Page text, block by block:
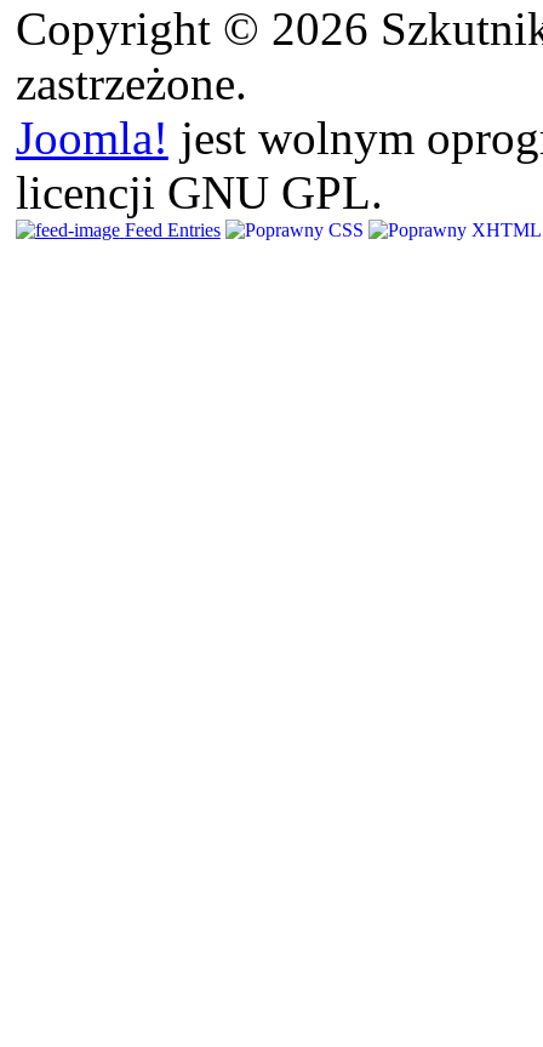
Copyright © 2026
zastrzeżone.
Joomla! jest wolnym
licencji GNU GPL.
Feed Entries